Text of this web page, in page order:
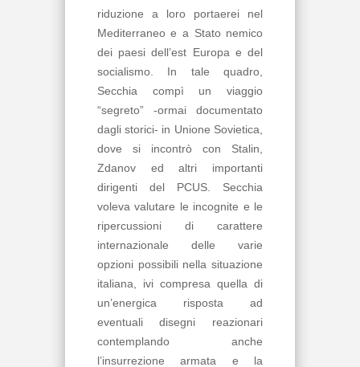
riduzione a loro portaerei nel
Mediterraneo e a Stato nemico
dei paesi dell’est Europa e del
socialismo. In tale quadro,
Secchia compì un viaggio
“segreto” -ormai documentato
dagli storici- in Unione Sovietica,
dove si incontrò con Stalin,
Zdanov ed altri importanti
dirigenti del PCUS. Secchia
voleva valutare le incognite e le
ripercussioni di carattere
internazionale delle varie
opzioni possibili nella situazione
italiana, ivi compresa quella di
un’energica risposta ad
eventuali disegni reazionari
contemplando anche
l’insurrezione armata e la